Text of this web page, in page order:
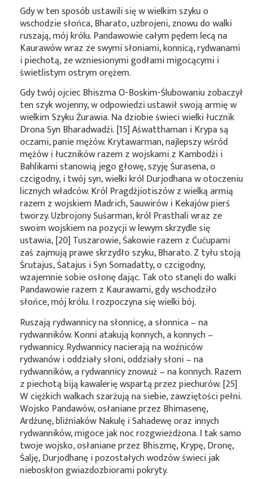
Gdy w ten sposób ustawili się w wielkim szyku o
wschodzie słońca, Bharato, uzbrojeni, znowu do walki
ruszają, mój królu. Pandawowie całym pędem lecą na
Kaurawów wraz ze swymi słoniami, konnicą, rydwanami
i piechotą, ze wzniesionymi godłami migocącymi i
świetlistym ostrym orężem.
Gdy twój ojciec Bhiszma O-Boskim-Ślubowaniu zobaczył
ten szyk wojenny, w odpowiedzi ustawił swoją armię w
wielkim Szyku Żurawia. Na dziobie świeci wielki łucznik
Drona Syn Bharadwadźi. [15] Aśwatthaman i Krypa są
oczami, panie mężów. Krytawarman, najlepszy wśród
mężów i łuczników razem z wojskami z Kambodźi i
Bahlikami stanowią jego głowę, szyję Śurasena, o
czcigodny, i twój syn, wielki król Durjodhana w otoczeniu
licznych władców. Król Pragdźjiotiszów z wielką armią
razem z wojskiem Madrich, Sauwirów i Kekajów pierś
tworzy. Uzbrojony Suśarman, król Prasthali wraz ze
swoim wojskiem na pozycji w lewym skrzydle się
ustawia, [20] Tuszarowie, Śakowie razem z Ćućupami
zaś zajmują prawe skrzydło szyku, Bharato. Z tyłu stoją
Śrutajus, Śatajus i Syn Somadatty, o czcigodny,
wzajemnie sobie osłonę dając. Tak oto stanęli do walki
Pandawowie razem z Kaurawami, gdy wschodziło
słońce, mój królu. I rozpoczyna się wielki bój.
Ruszają rydwannicy na słonnicę, a słonnica – na
rydwanników. Konni atakują konnych, a konnych –
rydwannicy. Rydwannicy nacierają na woźniców
rydwanów i oddziały słoni, oddziały słoni – na
rydwanników, a rydwannicy znowuż – na konnych. Razem
z piechotą biją kawalerię wspartą przez piechurów. [25]
W ciężkich walkach szarżują na siebie, zawziętości pełni.
Wojsko Pandawów, osłaniane przez Bhimasenę,
Ardźunę, bliźniaków Nakulę i Sahadewę oraz innych
rydwanników, migoce jak noc rozgwieżdżona. I tak samo
twoje wojsko, osłaniane przez Bhiszmę, Krypę, Dronę,
Śalję, Durjodhanę i pozostałych wodzów świeci jak
nieboskłon gwiazdozbiorami pokryty.